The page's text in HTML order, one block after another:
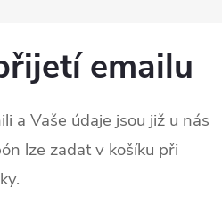
emailu
a Vaše údaje jsou již u nás
lze zadat v košíku při